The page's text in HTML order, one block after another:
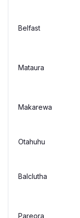
Belfast
Mataura
Makarewa
Otahuhu
Balclutha
Pareora